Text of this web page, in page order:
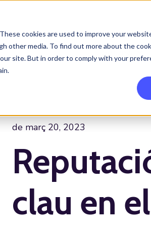
cookies are used to improve your
other media. To find out more about the
site. But in order to comply with your
Serveis
de març 20, 2023
clau en